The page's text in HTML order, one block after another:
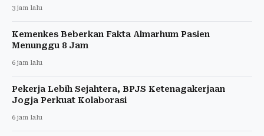
3 jam lalu
Kemenkes Beberkan Fakta Almarhum Pasien
Menunggu 8 Jam
6 jam lalu
Pekerja Lebih Sejahtera, BPJS Ketenagakerjaan
Jogja Perkuat Kolaborasi
6 jam lalu